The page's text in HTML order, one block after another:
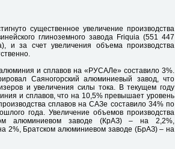
существенное увеличение производства
глиноземного завода Friquia (551 447
и за счет увеличения объема производства
и сплавов на «РУСАЛе» составило 3%.
Саяногорский алюминиевый завод, что
и увеличения силы тока. В текущем году
и сплавов, что на 10,5% превышает уровень
сплавов на САЗе составило 34% по
года. Увеличение объемов производства
алюминиевом заводе (КрАЗ) – на 2,2%,
2%, Братском алюминиевом заводе (БрАЗ) – на